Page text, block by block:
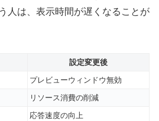
人は、表示時間が遅くなることが
設定変更後
プレビューウィンドウ無効
リソース消費の削減
応答速度の向上